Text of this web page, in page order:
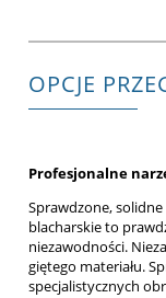
OPCJE
Profesjonalne
Sprawdzone,
blacharskie to
niezawodności.
giętego materiału.
specjalistycznych